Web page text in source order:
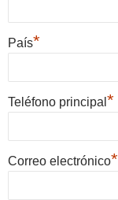
País*
Teléfono principal *
Correo electrónico*